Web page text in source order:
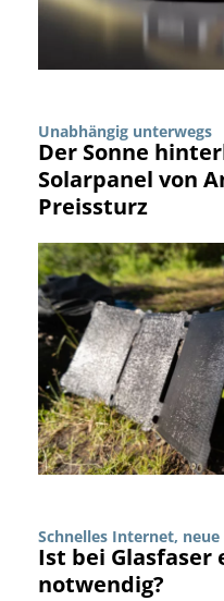
Unabhängig unterwegs
Der Sonne
Solarpanel von
Preissturz
Schnelles Internet,
Ist bei Glasfaser
notwendig?